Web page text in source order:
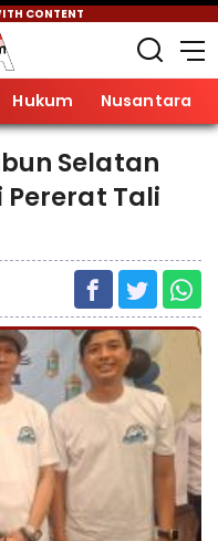
CONTENT
Hukum Nusantara
Selatan
Pererat Tali